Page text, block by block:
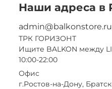
admin@balkonstore.ru
ТРК ГОРИЗОНТ
Ищите BALKON между
10:00-22:00
Офис
г.Ростов-на-Дону,